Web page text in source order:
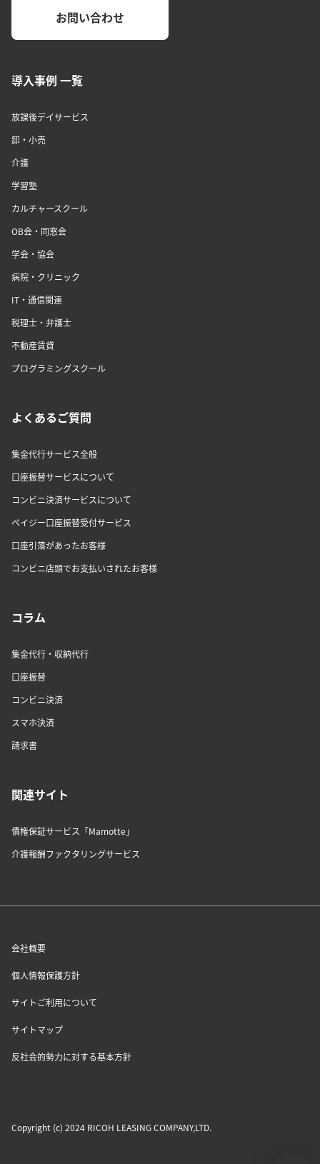
お問い合わせ
導入事例 一覧
放課後デイサービス
卸・小売
介護
学習塾
カルチャースクール
OB会・同窓会
学会・協会
病院・クリニック
IT・通信関連
税理士・弁護士
不動産賃貸
プログラミングスクール
よくあるご質問
集金代行サービス全般
口座振替サービスについて
コンビニ決済サービスについて
ペイジー口座振替受付サービス
口座引落があったお客様
コンビニ店頭でお支払いされたお客様
コラム
集金代行・収納代行
口座振替
コンビニ決済
スマホ決済
請求書
関連サイト
債権保証サービス「Mamotte」
介護報酬ファクタリングサービス
会社概要
個人情報保護方針
サイトご利用について
サイトマップ
反社会的勢力に対する基本方針
Copyright (c) 2024 RICOH LEASING COMPANY,LTD.